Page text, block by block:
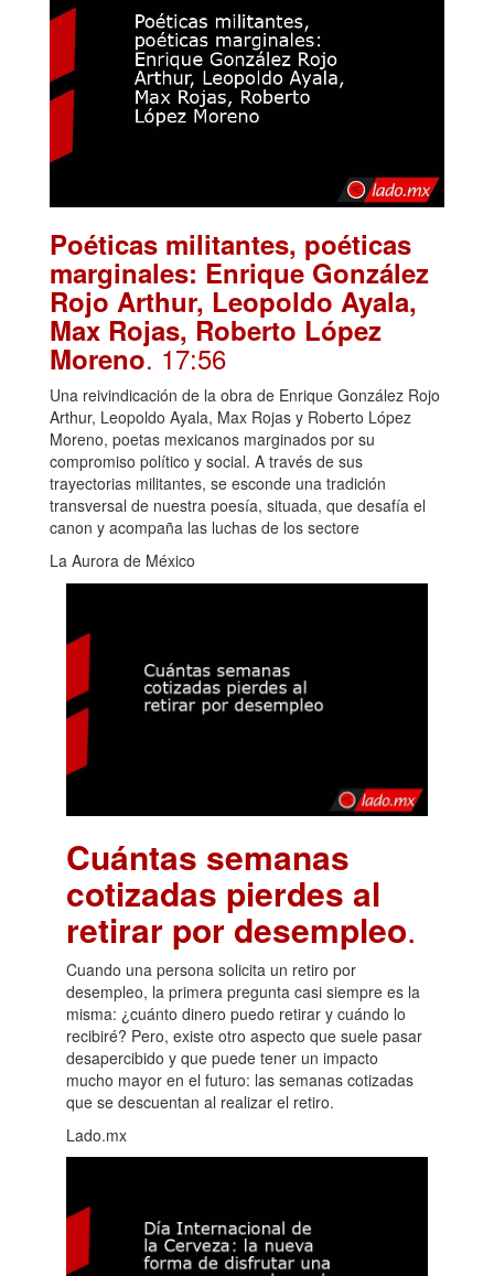
Poéticas militantes, poéticas
marginales: Enrique González
Rojo Arthur, Leopoldo Ayala,
Max Rojas, Roberto López
Moreno. 17:56
Una reivindicación de la obra de Enrique González Rojo
Arthur, Leopoldo Ayala, Max Rojas y Roberto López
Moreno, poetas mexicanos marginados por su
compromiso político y social. A través de sus
trayectorias militantes, se esconde una tradición
transversal de nuestra poesía, situada, que desafía el
canon y acompaña las luchas de los sectore
La Aurora de México
Cuántas semanas
cotizadas pierdes al
retirar por desempleo.
Cuando una persona solicita un retiro por
desempleo, la primera pregunta casi siempre es la
misma: ¿cuánto dinero puedo retirar y cuándo lo
recibiré? Pero, existe otro aspecto que suele pasar
desapercibido y que puede tener un impacto
mucho mayor en el futuro: las semanas cotizadas
que se descuentan al realizar el retiro.
Lado.mx